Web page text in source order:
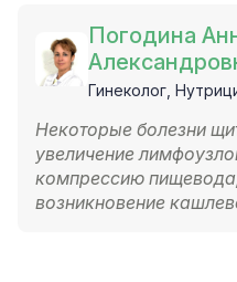
Погодина
Гинеколог,
Некоторые болезни
увеличение
компрессию
возникновение